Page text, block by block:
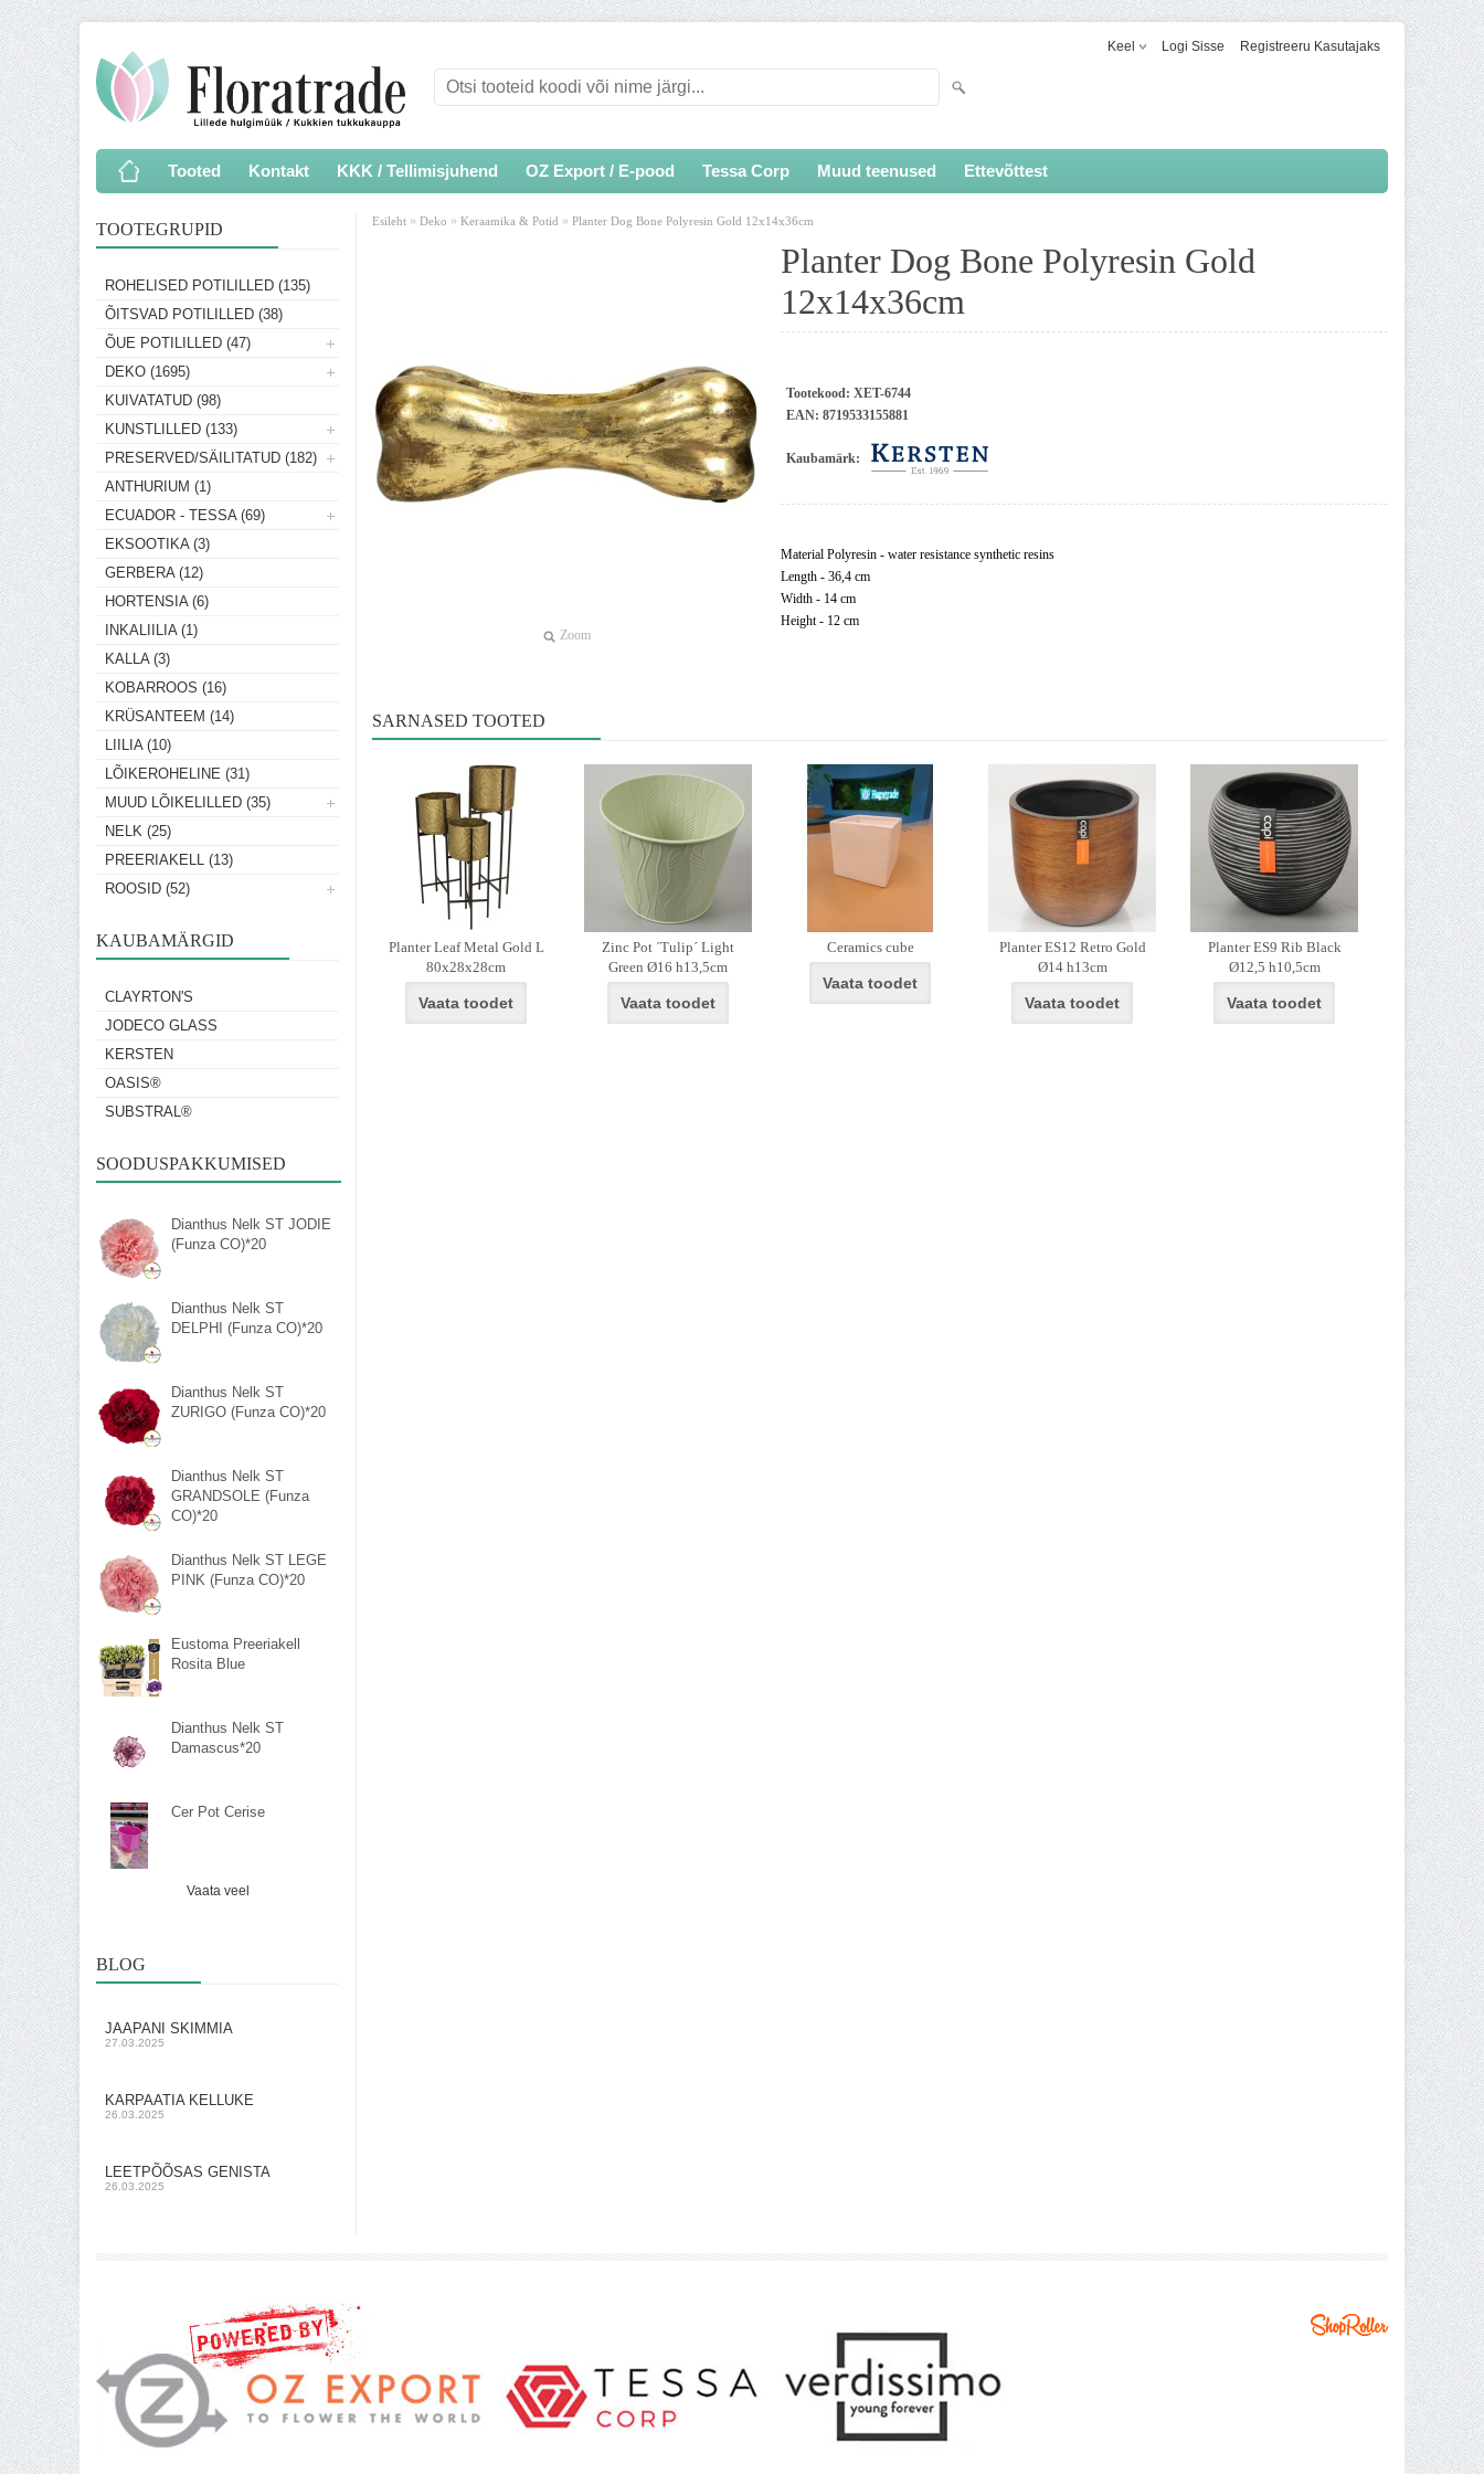
Keel Logi Sisse Registreeru Kasutajaks
Tooted Kontakt KKK / Tellimisjuhend OZ Export / E-pood Tessa Corp Muud teenused Ettevõttest
TOOTEGRUPID
ROHELISED POTILILLED (135)
ÕITSVAD POTILILLED (38)
ÕUE POTILILLED (47)
DEKO (1695)
KUIVATATUD (98)
KUNSTLILLED (133)
PRESERVED/SÄILITATUD (182)
ANTHURIUM (1)
ECUADOR - TESSA (69)
EKSOOTIKA (3)
GERBERA (12)
HORTENSIA (6)
INKALIILIA (1)
KALLA (3)
KOBARROOS (16)
KRÜSANTEEM (14)
LIILIA (10)
LÕIKEROHELINE (31)
MUUD LÕIKELILLED (35)
NELK (25)
PREERIAKELL (13)
ROOSID (52)
KAUBAMÄRGID
CLAYRTON'S
JODECO GLASS
KERSTEN
OASIS®
SUBSTRAL®
SOODUSPAKKUMISED
Dianthus Nelk ST JODIE
(Funza CO)*20
Dianthus Nelk ST
DELPHI (Funza CO)*20
Dianthus Nelk ST
ZURIGO (Funza CO)*20
Dianthus Nelk ST
GRANDSOLE (Funza
CO)*20
Dianthus Nelk ST LEGE
PINK (Funza CO)*20
Eustoma Preeriakell
Rosita Blue
Dianthus Nelk ST
Damascus*20
Cer Pot Cerise
Vaata veel
BLOG
JAAPANI SKIMMIA
27.03.2025
KARPAATIA KELLUKE
26.03.2025
LEETPÕÕSAS GENISTA
26.03.2025
Esileht » Deko » Keraamika & Potid » Planter Dog Bone Polyresin Gold 12x14x36cm
Zoom
Planter Dog Bone Polyresin Gold
12x14x36cm
Tootekood: XET-6744
EAN: 8719533155881
Kaubamärk:
Material Polyresin - water resistance synthetic resins
Length - 36,4 cm
Width - 14 cm
Height - 12 cm
SARNASED TOOTED
Planter Leaf Metal Gold L
80x28x28cm
Vaata toodet
Zinc Pot ´Tulip´ Light
Green Ø16 h13,5cm
Vaata toodet
Ceramics cube
Vaata toodet
Planter ES12 Retro Gold
Ø14 h13cm
Vaata toodet
Planter ES9 Rib Black
Ø12,5 h10,5cm
Vaata toodet
Shoproller.ee